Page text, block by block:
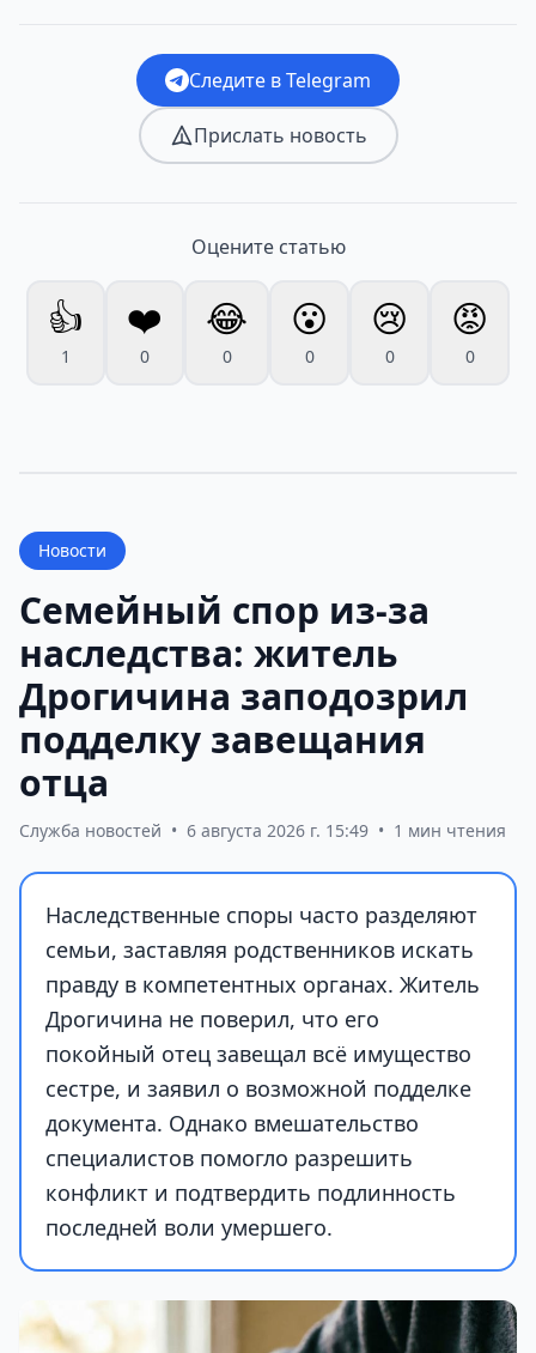
Следите в Telegram
Прислать новость
Оцените статью
👍
1
❤️
0
😂
0
😮
0
😢
0
😡
0
Новости
Семейный спор из-за
наследства: житель
Дрогичина заподозрил
подделку завещания
отца
Служба новостей • 6 августа 2026 г. 15:49 • 1 мин чтения
Наследственные споры часто разделяют
семьи, заставляя родственников искать
правду в компетентных органах. Житель
Дрогичина не поверил, что его
покойный отец завещал всё имущество
сестре, и заявил о возможной подделке
документа. Однако вмешательство
специалистов помогло разрешить
конфликт и подтвердить подлинность
последней воли умершего.